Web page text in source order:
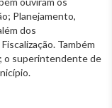
Planejamento,
dos
Também
o superintendente de